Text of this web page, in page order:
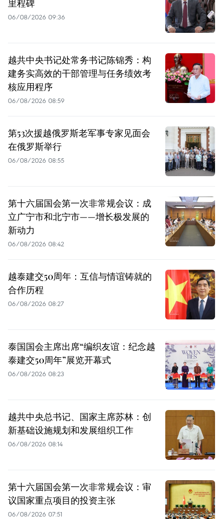
里程碑
06/08/2026 09:36
越共中央书记处常务书记陈锦秀：构
建务实高效的干部管理与任务绩效考
核应用程序
06/08/2026 08:59
第53次援越俄罗斯老军事专家见面会
在俄罗斯举行
06/08/2026 08:55
第十六届国会第一次非常规会议：成
立广宁市和北宁市——增长极发展的
新动力
06/08/2026 08:42
越泰建交50周年：互信与情谊铸就的
合作历程
06/08/2026 08:27
泰国国会主席出席“编织友谊：纪念越
泰建交50周年”展览开幕式
06/08/2026 08:23
越共中央总书记、国家主席苏林：创
新基础设施规划和发展组织工作
06/08/2026 08:14
第十六届国会第一次非常规会议：审
议国家重点项目的投资主张
06/08/2026 07:51